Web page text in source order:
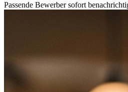
Passende Bewerber sofort